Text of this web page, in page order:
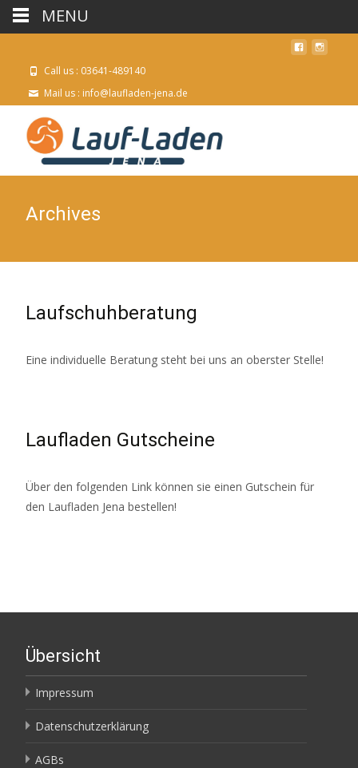
Call us : 03641-489140
Mail us : info@laufladen-jena.de
Archives
Laufschuhberatung
Eine individuelle Beratung steht bei uns an oberster Stelle!
Laufladen Gutscheine
Über den folgenden Link können sie einen Gutschein für
den Laufladen Jena bestellen!
Übersicht
Impressum
Datenschutzerklärung
AGBs
MENU